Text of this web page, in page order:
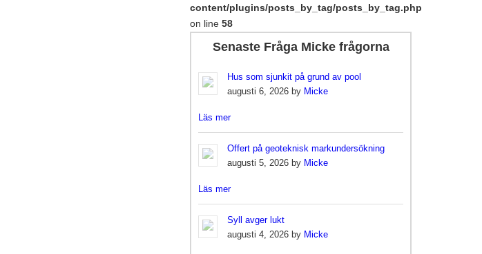
content/plugins/posts_by_tag/posts_by_tag.php
on line 58
Senaste Fråga Micke frågorna
Hus som sjunkit på grund av pool
augusti 6, 2026 by Micke
Läs mer
Offert på geoteknisk markundersökning
augusti 5, 2026 by Micke
Läs mer
Syll avger lukt
augusti 4, 2026 by Micke